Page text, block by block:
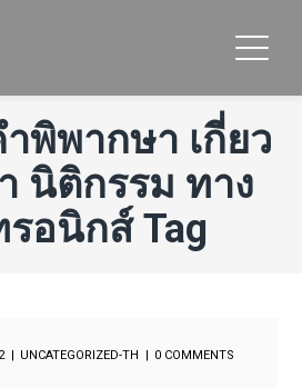
พิพากษา เกี่ยว
นิติกรรม ทาง
รอนิกส์ Tag
UNCATEGORIZED-TH 0 COMMENTS